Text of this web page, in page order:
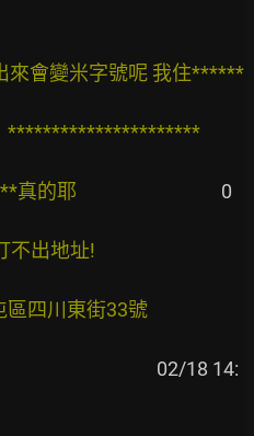
來會變米字號呢 我住******
**********************
真的耶
                                 0
不出地址!
區四川東街33號
02/18 14: